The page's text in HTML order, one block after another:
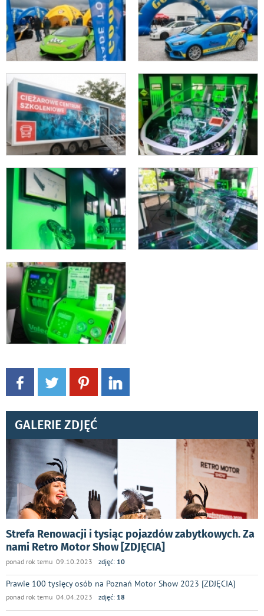
GALERIE ZDJĘĆ
Strefa Renowacji i tysiąc pojazdów zabytkowych. Za
nami Retro Motor Show [ZDJĘCIA]
ponad rok temu 09.10.2023 zdjęć: 10
Prawie 100 tysięcy osób na Poznań Motor Show 2023 [ZDJĘCIA]
ponad rok temu 04.04.2023 zdjęć: 18